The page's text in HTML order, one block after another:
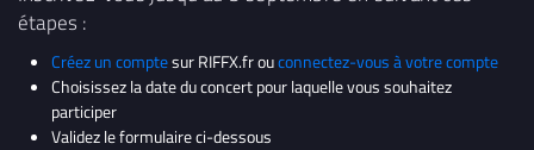
étapes :
Créez un comptesur RIFFX.fr ouconnectez-vous à votre compte
Choisissez la date du concert pour laquelle vous souhaitez
participer
Validez le formulaire ci-dessous